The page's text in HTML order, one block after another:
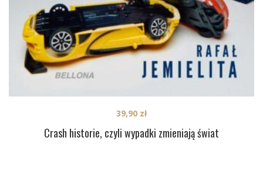
Crash historie, czyli wypadki zmieniają świat
39,90 zł